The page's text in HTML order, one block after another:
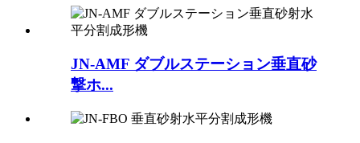
JN-AMF ダブルステーション垂直砂
撃ホ...